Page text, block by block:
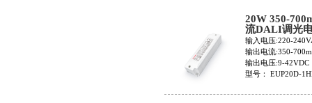
20W 350-
流DALI调光
EUP20D-
输入电压:220-
输出电流:350-
输出电压:9-42VDC
型号： EUP20D-